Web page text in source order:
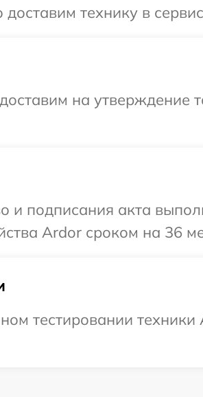
технику в
на утверждение
и подписания акта
Ardor сроком на 36
тестировании